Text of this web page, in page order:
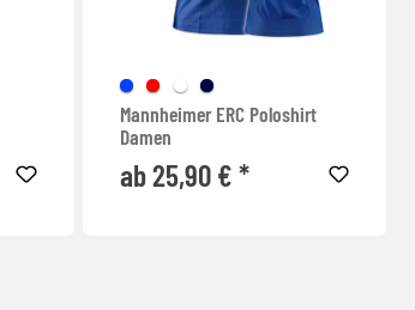
Mannheimer ERC Poloshirt
Damen
ab 25,90 € *